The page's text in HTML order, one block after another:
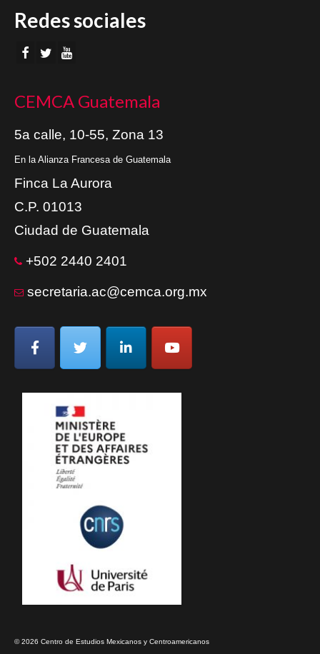
Redes sociales
CEMCA Guatemala
5a calle, 10-55, Zona 13
En la Alianza Francesa de Guatemala
Finca La Aurora
C.P. 01013
Ciudad de Guatemala
+502 2440 2401
secretaria.ac@cemca.org.mx
© 2026 Centro de Estudios Mexicanos y Centroamericanos